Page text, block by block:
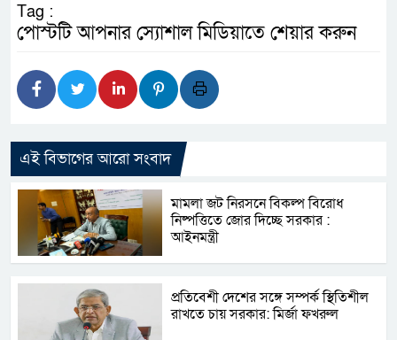
Tag :
পোস্টটি আপনার স্যোশাল মিডিয়াতে শেয়ার করুন
এই বিভাগের আরো সংবাদ
মামলা জট নিরসনে বিকল্প বিরোধ
নিষ্পত্তিতে জোর দিচ্ছে সরকার :
আইনমন্ত্রী
প্রতিবেশী দেশের সঙ্গে সম্পর্ক স্থিতিশীল
রাখতে চায় সরকার: মির্জা ফখরুল